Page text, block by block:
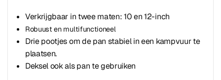
Verkrijgbaar in twee maten: 10 en 12-inch
Robuust en multifunctioneel
Drie pootjes om de pan stabiel in een kampvuur te
plaatsen.
Deksel ook als pan te gebruiken